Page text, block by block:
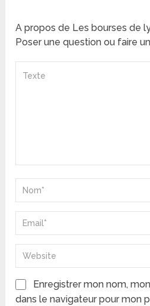
A propos de Les bourses de
Poser une question ou faire
Enregistrer mon nom,
dans le navigateur pour mon